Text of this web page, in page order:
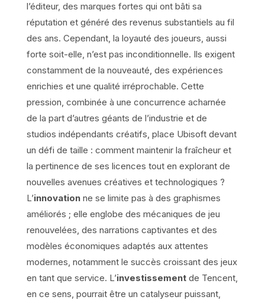
l’éditeur, des marques fortes qui ont bâti sa
réputation et généré des revenus substantiels au fil
des ans. Cependant, la loyauté des joueurs, aussi
forte soit-elle, n’est pas inconditionnelle. Ils exigent
constamment de la nouveauté, des expériences
enrichies et une qualité irréprochable. Cette
pression, combinée à une concurrence acharnée
de la part d’autres géants de l’industrie et de
studios indépendants créatifs, place Ubisoft devant
un défi de taille : comment maintenir la fraîcheur et
la pertinence de ses licences tout en explorant de
nouvelles avenues créatives et technologiques ?
L’innovationne se limite pas à des graphismes
améliorés ; elle englobe des mécaniques de jeu
renouvelées, des narrations captivantes et des
modèles économiques adaptés aux attentes
modernes, notamment le succès croissant des jeux
en tant que service. L’investissementde Tencent,
en ce sens, pourrait être un catalyseur puissant,